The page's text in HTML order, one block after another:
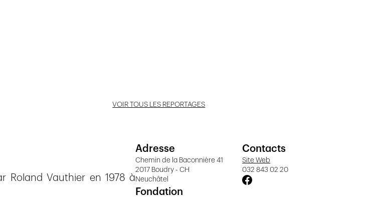
VOIR TOUS LES REPORTAGES
Roland Vauthier en 1978 à
Adresse
Chemin de la Baconnière 41
2017 Boudry - CH
Neuchâtel
Contacts
Site Web
032 843 02 20
Fondation